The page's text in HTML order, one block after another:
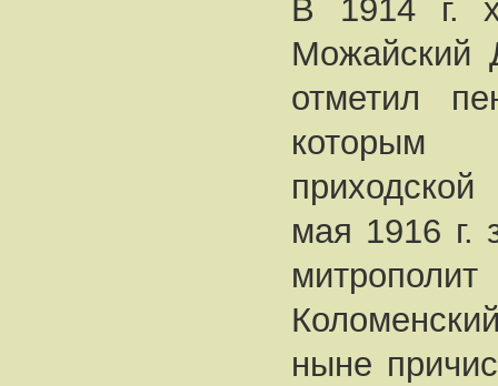
В 1914 г.
Можайский
отметил
которым
мая 1916 г.
ныне